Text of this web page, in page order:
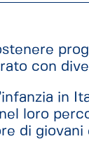
con
in
loro
di